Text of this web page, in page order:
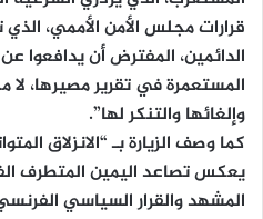
قرارات مجلس الأمن الأممي،
الدائمين، المفترض أن
المستعمرة في تقرير مصيرها،
وإلغائها والتنكر لها”.
كما وصف الزيارة بـ “الانزلاق
يعكس تصاعد اليمين المتطرف
المشهد والقرار السياسي